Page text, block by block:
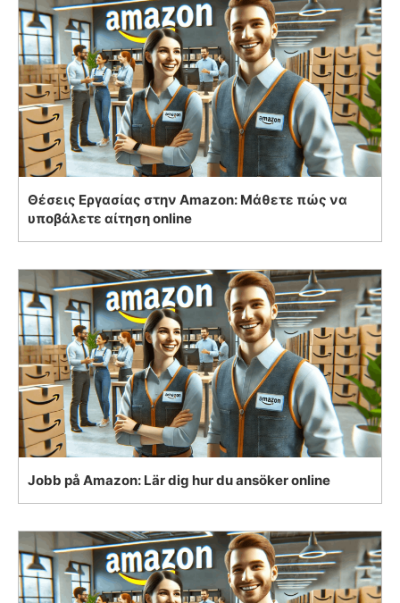
Θέσεις Εργασίας στην Amazon: Μάθετε πώς να
υποβάλετε αίτηση online
Jobb på Amazon: Lär dig hur du ansöker online